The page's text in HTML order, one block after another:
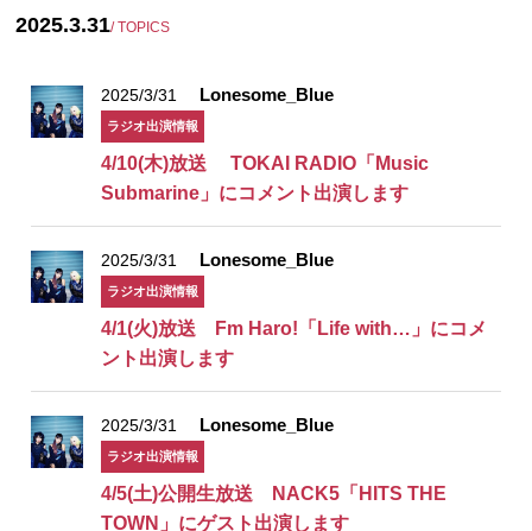
2025.3.31/ TOPICS
2025/3/31 Lonesome_Blue
ラジオ出演情報
4/10(木)放送 TOKAI RADIO「Music
Submarine」にコメント出演します
2025/3/31 Lonesome_Blue
ラジオ出演情報
4/1(火)放送 Fm Haro!「Life with…」にコメ
ント出演します
2025/3/31 Lonesome_Blue
ラジオ出演情報
4/5(土)公開生放送 NACK5「HITS THE
TOWN」にゲスト出演します